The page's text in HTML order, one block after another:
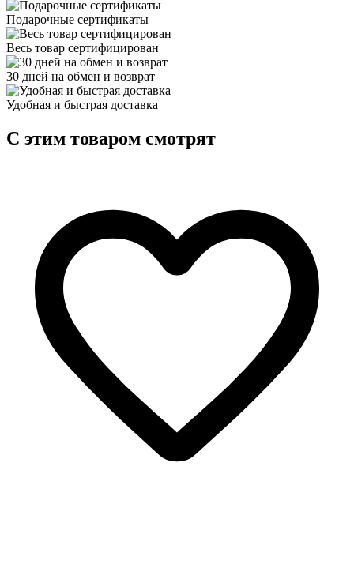
Подарочные сертификаты
Весь товар сертифицирован
30 дней на обмен и возврат
Удобная и быстрая доставка
C этим товаром смотрят